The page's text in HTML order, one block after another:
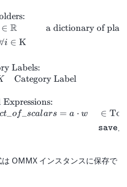
∈ R
i ∈ K
a dictionary of
Labels:
Category Label
Expressions:
ct of_ scalars = a ⋅ w ∈
save_
OMMX インスタンスに保存で